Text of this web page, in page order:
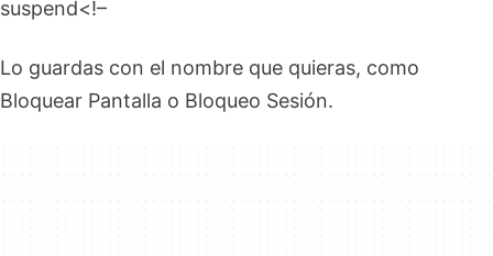
suspend<!–
Lo guardas con el nombre que quieras, como
Bloquear Pantalla o Bloqueo Sesión.